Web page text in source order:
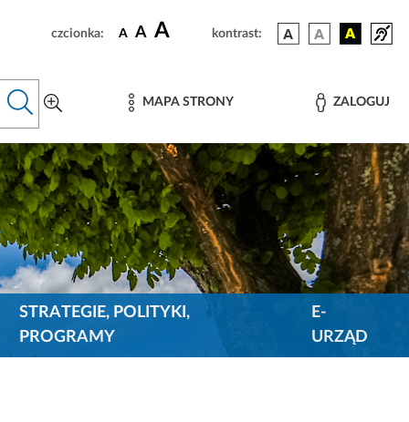
czcionka: A A A kontrast:
MAPA STRONY ZALOGUJ
STRATEGIE, POLITYKI,
PROGRAMY
E-
URZĄD